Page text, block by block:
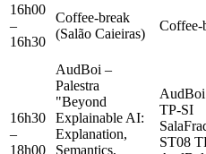
16h00
–
16h30
Coffee-break
(Salão Caieiras)
Coffee-
16h30
–
18h00
AudBoi –
Palestra
"Beyond
Explainable AI:
Explanation,
Semantics,
TP-SI
ST08